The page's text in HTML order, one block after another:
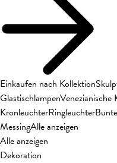
Einkaufen nach Kollektion
GlastischlampenVenezianische
KronleuchterRingleuchter
MessingAlle anzeigen
Alle anzeigen
Dekoration